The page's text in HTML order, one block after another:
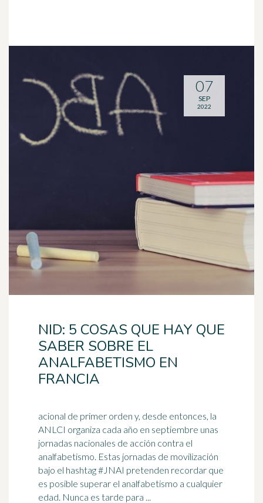
NID: 5 COSAS QUE HAY QUE
SABER SOBRE EL
ANALFABETISMO EN
FRANCIA
acional de primer orden y, desde entonces, la
ANLCI organiza cada año en septiembre unas
jornadas nacionales de acción contra el
analfabetismo. Estas jornadas de movilización
bajo el hashtag#JNAI pretenden recordar que
es posible superar el analfabetismo a cualquier
edad. Nunca es tarde para ...
07
SEP
2022